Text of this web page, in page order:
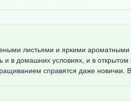
листьями и яркими
в домашних условиях, и в открытом
справятся даже новички.